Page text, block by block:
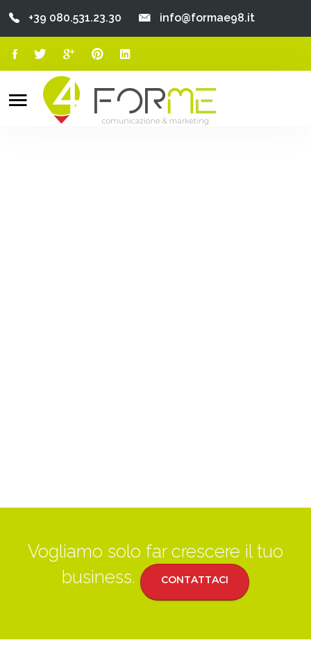
Chi Siamo
+39 080.531.23.30 info@formae98.it
Search
Vogliamo solo far crescere il tuo
business.
CONTATTACI